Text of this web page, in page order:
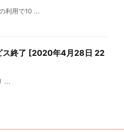
利用で10 ...
ス終了 [2020年4月28日 22
...